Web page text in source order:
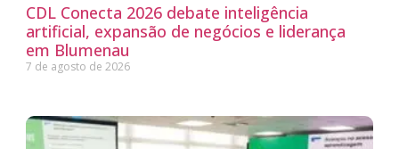
CDL Conecta 2026 debate inteligência
artificial, expansão de negócios e liderança
em Blumenau
7 de agosto de 2026